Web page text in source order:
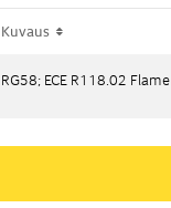
Kuvaus
RG58; ECE R118.02
Kuvaus
RG58; ECE R118.02